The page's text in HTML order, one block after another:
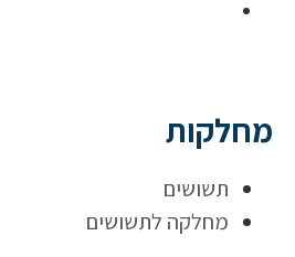
מחלקות
תשושים
מחלקה לתשושים